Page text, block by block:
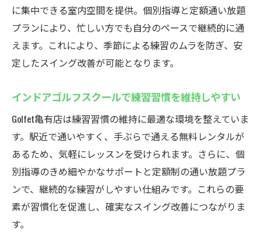
に集中できる室内空間を提供。個別指導と定額通い放題
プランにより、忙しい方でも自分のペースで継続的に通
えます。これにより、季節による練習のムラを防ぎ、安
定したスイング改善が可能となります。
インドアゴルフスクールで練習習慣を維持しやすい
Golfet亀有店は練習習慣の維持に最適な環境を整えていま
す。駅近で通いやすく、手ぶらで通える無料レンタルが
あるため、気軽にレッスンを受けられます。さらに、個
別指導のきめ細やかなサポートと定額制の通い放題プラ
ンで、継続的な練習がしやすい仕組みです。これらの要
素が習慣化を促進し、確実なスイング改善につながりま
す。